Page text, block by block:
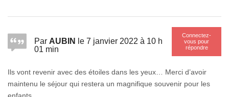
Par AUBIN
le 7 janvier 2022 à 10 h
01 min
Connectez-
vous pour
répondre
Ils vont revenir avec des étoiles dans les yeux… Merci d’avoir
maintenu le séjour qui restera un magnifique souvenir pour les